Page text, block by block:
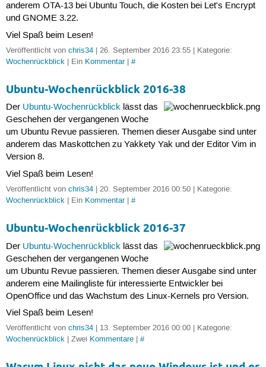
anderem OTA-13 bei Ubuntu Touch, die Kosten bei Let's Encrypt
und GNOME 3.22.
Viel Spaß beim Lesen!
Veröffentlicht von chris34| 26. September 2016 23:55 | Kategorie:
Wochenrückblick| Ein Kommentar| #
Ubuntu-Wochenrückblick 2016-38
Der Ubuntu-Wochenrückblicklässt das
Geschehen der vergangenen Woche
um Ubuntu Revue passieren. Themen dieser Ausgabe sind unter
anderem das Maskottchen zu Yakkety Yak und der Editor Vim in
Version 8.
Viel Spaß beim Lesen!
Veröffentlicht von chris34| 20. September 2016 00:50 | Kategorie:
Wochenrückblick| Ein Kommentar| #
Ubuntu-Wochenrückblick 2016-37
Der Ubuntu-Wochenrückblicklässt das
Geschehen der vergangenen Woche
um Ubuntu Revue passieren. Themen dieser Ausgabe sind unter
anderem eine Mailingliste für interessierte Entwickler bei
OpenOffice und das Wachstum des Linux-Kernels pro Version.
Viel Spaß beim Lesen!
Veröffentlicht von chris34| 13. September 2016 00:00 | Kategorie:
Wochenrückblick| Zwei Kommentare| #